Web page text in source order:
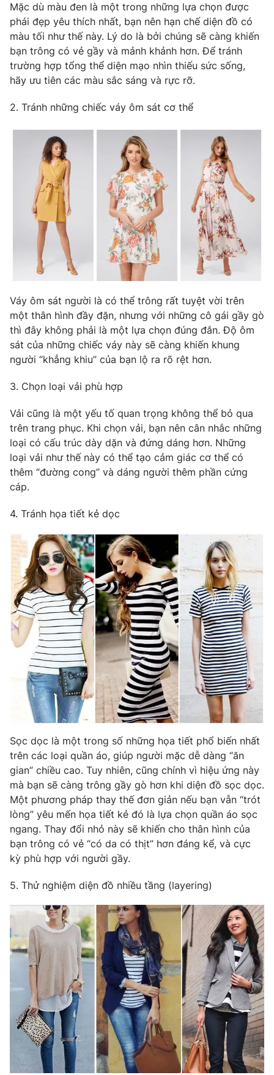
Video Shorts video
VTV Money VTV Thể thao
VTV Sức khoẻ Bất động sản
Thị trường 24h Tấm lòng Việt
VTV4 Vươn mình bằng AI
VTV9 VTV8
Liên hệ tòa soạn English
THỜI BÁO VTV
Cơ quan báo chí:
Thời báo VTV
Giấy phép hoạt động báo in và báo điện tử số 483/GP-BTTTT
cấp ngày 29/12/2023
Tổng Biên tập: Vũ Thanh Thủy
Phó Tổng Biên tập:
Tổng đài VTV: 024.38 355 931 - 024.38 355 932
Ðiện thoại Thời báo VTV:024.66 897 897
Email:toasoan@vtv.vn
Liên hệ quảng cáo:024-7300.7108
® Cấm sao chép dưới mọi hình thức nếu không có sự chấp
thuận bằng văn bản. Ghi rõ nguồn VTV.vn khi phát hành lại
thông tin từ website này.
Mặc dù màu đen là một trong những lựa chọn được
phái đẹp yêu thích nhất, bạn nên hạn chế diện đồ có
màu tối như thế này. Lý do là bởi chúng sẽ càng khiến
bạn trông có vẻ gầy và mảnh khảnh hơn. Để tránh
trường hợp tổng thể diện mạo nhìn thiếu sức sống,
hãy ưu tiên các màu sắc sáng và rực rỡ.
2. Tránh những chiếc váy ôm sát cơ thể
Váy ôm sát người là có thể trông rất tuyệt vời trên
một thân hình đầy đặn, nhưng với những cô gái gầy gò
thì đây không phải là một lựa chọn đúng đắn. Độ ôm
sát của những chiếc váy này sẽ càng khiến khung
người “khẳng khiu” của bạn lộ ra rõ rệt hơn.
3. Chọn loại vải phù hợp
Vải cũng là một yếu tố quan trọng không thể bỏ qua
trên trang phục. Khi chọn vải, bạn nên cân nhắc những
loại có cấu trúc dày dặn và đứng dáng hơn. Những
loại vải như thế này có thể tạo cảm giác cơ thể có
thêm “đường cong” và dáng người thêm phần cứng
cáp.
4. Tránh họa tiết kẻ dọc
Sọc dọc là một trong số những họa tiết phổ biến nhất
trên các loại quần áo, giúp người mặc dễ dàng “ăn
gian” chiều cao. Tuy nhiên, cũng chính vì hiệu ứng này
mà bạn sẽ càng trông gầy gò hơn khi diện đồ sọc dọc.
Một phương pháp thay thế đơn giản nếu bạn vẫn “trót
lòng” yêu mến họa tiết kẻ đó là lựa chọn quần áo sọc
ngang. Thay đổi nhỏ này sẽ khiến cho thân hình của
bạn trông có vẻ “có da có thịt” hơn đáng kể, và cực
kỳ phù hợp với người gầy.
5. Thử nghiệm diện đồ nhiều tầng (layering)